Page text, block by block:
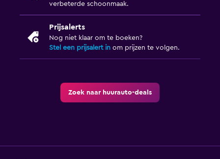
verbeterde schoonmaak.
Prijsalerts
Nog niet klaar om te boeken?
Stel een prijsalert in om prijzen te volgen.
Zoek naar huurauto-deals